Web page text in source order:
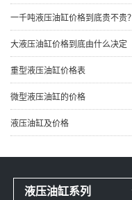
一千吨液压油缸价格到底贵不贵？
大液压油缸价格到底由什么决定
重型液压油缸价格表
微型液压油缸的价格
液压油缸及价格
液压油缸系列